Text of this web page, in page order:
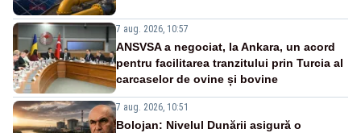
7 aug. 2026, 10:57
ANSVSA a negociat, la Ankara, un acord
pentru facilitarea tranzitului prin Turcia al
carcaselor de ovine și bovine
7 aug. 2026, 10:51
Bolojan: Nivelul Dunării asigură o